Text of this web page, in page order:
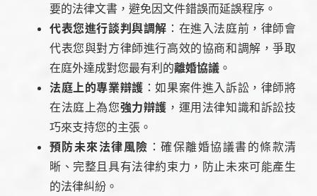
要的法律文書，避免因文件錯誤而延誤程序。
代表您進行談判與調解 ：在進入法庭前，律師會
代表您與對方律師進行高效的協商和調解，爭取
在庭外達成對您最有利的離婚協議 。
法庭上的專業辯護 ：如果案件進入訴訟，律師將
在法庭上為您強力辯護 ，運用法律知識和訴訟技
巧來支持您的主張。
預防未來法律風險 ：確保離婚協議書的條款清
晰、完整且具有法律約束力，防止未來可能產生
的法律糾紛。